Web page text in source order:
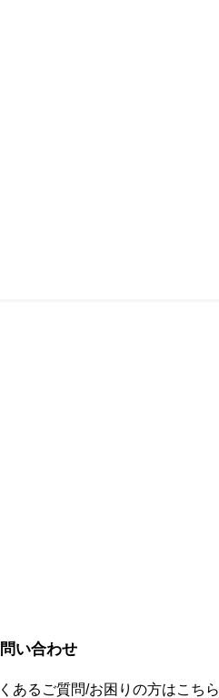
い合わせ
あるご質問/お困りの方はこちら